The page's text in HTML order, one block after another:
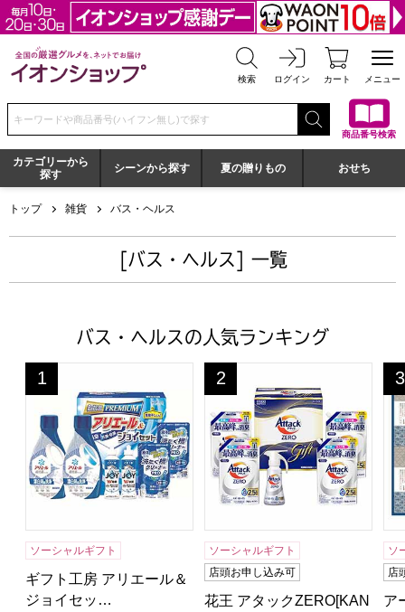
全国の厳選グルメを、ネットでお届け イオンショップ
検索 ログイン カート メニュー
検索キーワードまたは商品番号を入力してください
商品番号検索
カテゴリーから
探す
シーンから探す 夏の贈りもの おせち
トップ 雑貨 バス・ヘルス
[バス・ヘルス] 一覧
バス・ヘルスの人気ランキング
ギフト工房 アリエール＆ジョイセット[GAJ-30D]【年間ギ
1
位
ソーシャルギフト
ギフト工房 アリエール＆
ジョイセッ…
花王 アタックZERO[KAN-
2
位
ソーシャルギフト
店頭お申し込み可
花王 アタックZERO[KAN
3
位
ソ
店
ア